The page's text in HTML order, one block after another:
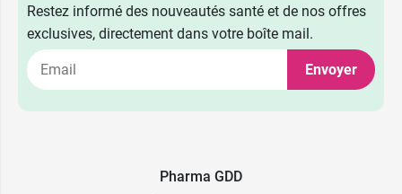
Restez informé des nouveautés santé et de nos offres
exclusives, directement dans votre boîte mail.
Envoyer
Pharma GDD